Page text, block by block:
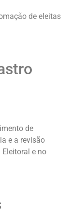
de eleitas
de
e a revisão
e no